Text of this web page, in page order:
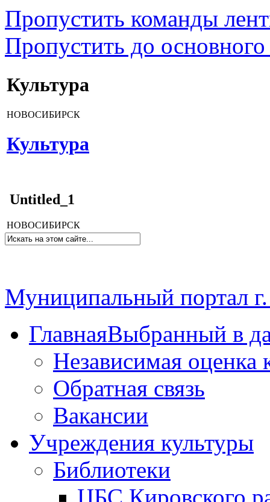
Пропустить команды
Пропустить до основного
Культура
НОВОСИБИРСК
Культура
Untitled_1
НОВОСИБИРСК
Муниципальный портал
ГлавнаяВыбранный в
Независимая оценка
Обратная связь
Вакансии
Учреждения культуры
Библиотеки